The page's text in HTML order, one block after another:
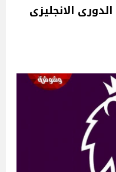
الانجليزى